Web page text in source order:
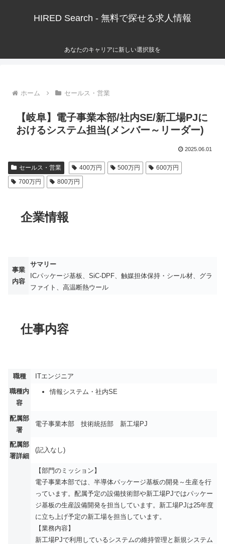
HIRED Search - 無料で探せる求人情報
あなたのキャリアに新しい選択肢を
ホーム セールス・営業
【岐阜】電子事業本部/社内SE/新工場PJに
おけるシステム担当(メンバー～リーダー)
2025.06.01
セールス・営業 400万円 500万円
600万円
700万円
800万円
企業情報
事業
内容
サマリー
ICパッケージ基板、SiC-DPF、触媒担体保持・シール材、グラ
ファイト、高温断熱ウール
仕事内容
職種
ITエンジニア
職種内
容
情報システム・社内SE
配属部
署
電子事業本部 技術統括部 新工場PJ
配属部
署詳細
(記入なし)
【部門のミッション】
電子事業本部では、半導体パッケージ基板の開発～生産を行
っています。配属予定の設備技術部や新工場PJではパッケー
ジ基板の生産設備開発を担当しています。新工場PJは25年度
に立ち上げ予定の新工場を担当しています。
【業務内容】
新工場PJで利用しているシステムの維持管理と新規システム